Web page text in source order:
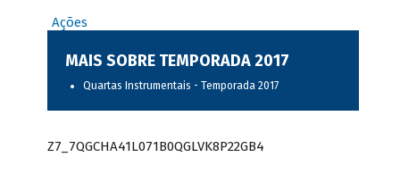
Ações
MAIS SOBRE TEMPORADA 2017
Quartas Instrumentais - Temporada 2017
Z7_7QGCHA41L071B0QGLVK8P22GB4